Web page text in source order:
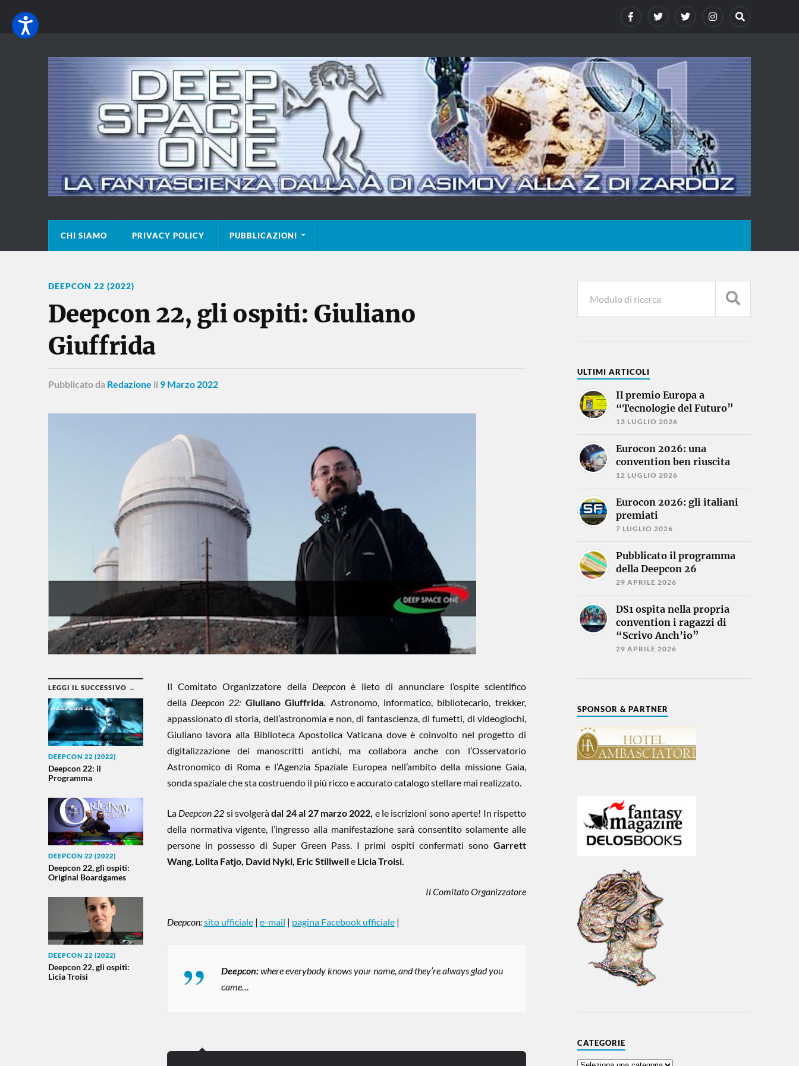
CHI SIAMO PRIVACY POLICY PUBBLICAZIONI
DEEPCON 22 (2022)
Deepcon 22, gli ospiti: Giuliano
Giuffrida
Pubblicatoda Redazione il 9 Marzo 2022
LEGGI IL SUCCESSIVO →
DEEPCON 22 (2022)
Deepcon 22: il
Programma
DEEPCON 22 (2022)
Deepcon 22, gli ospiti:
Original Boardgames
DEEPCON 22 (2022)
Deepcon 22, gli ospiti:
Licia Troisi
Il Comitato Organizzatore della Deepconè lieto di annunciare l’ospite scientifico
della Deepcon 22: Giuliano Giuffrida. Astronomo, informatico, bibliotecario, trekker,
appassionato di storia, dell’astronomia e non, di fantascienza, di fumetti, di videogiochi,
Giuliano lavora alla Biblioteca Apostolica Vaticana dove è coinvolto nel progetto di
digitalizzazione dei manoscritti antichi, ma collabora anche con l’Osservatorio
Astronomico di Roma e l’Agenzia Spaziale Europea nell’ambito della missione Gaia,
sonda spaziale che sta costruendo il più ricco e accurato catalogo stellare mai realizzato.
La Deepcon 22 si svolgeràdal 24 al 27 marzo 2022, e le iscrizioni sono aperte! In rispetto
della normativa vigente, l’ingresso alla manifestazione sarà consentito solamente alle
persone in possesso di Super Green Pass. I primi ospiti confermati sono Garrett
Wang, Lolita Fatjo, David Nykl, Eric StillwelleLicia Troisi.
Il Comitato Organizzatore
Deepcon:sito ufficiale| e-mail | pagina Facebook ufficiale|
Deepcon:where everybody knows your name, and they’re always glad you
came…
ULTIMI ARTICOLI
Il premio Europa a
“Tecnologie del Futuro”
13 LUGLIO 2026
Eurocon 2026: una
convention ben riuscita
12 LUGLIO 2026
Eurocon 2026: gli italiani
premiati
7 LUGLIO 2026
Pubblicato il programma
della Deepcon 26
29 APRILE 2026
DS1 ospita nella propria
convention i ragazzi di
“Scrivo Anch’io”
29 APRILE 2026
SPONSOR & PARTNER
CATEGORIE